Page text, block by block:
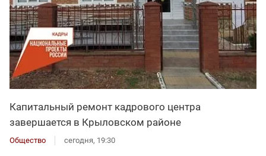
Капитальный ремонт кадрового центра
завершается в Крыловском районе
Общество сегодня, 19:30